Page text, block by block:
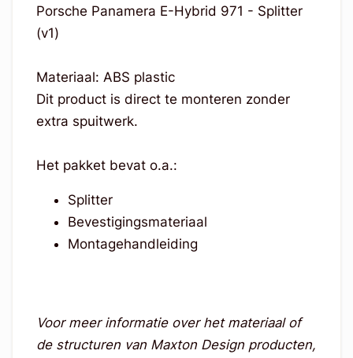
Porsche Panamera E-Hybrid 971 - Splitter
(v1)
Materiaal: ABS plastic
Dit product is direct te monteren zonder
extra spuitwerk.
Het pakket bevat o.a.:
Splitter
Bevestigingsmateriaal
Montagehandleiding
Voor meer informatie over het materiaal of
de structuren van Maxton Design producten,